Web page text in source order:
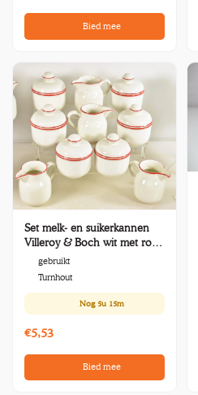
Bied mee
Set melk- en suikerkannen
Villeroy & Boch wit met rode
randgebruikt
Turnhout
Nog 5u 15m
€5,53
Bied mee